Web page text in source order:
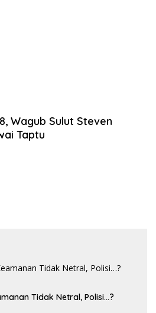
Wagub Sulut Steven
Taptu
Tidak Netral, Polisi…?